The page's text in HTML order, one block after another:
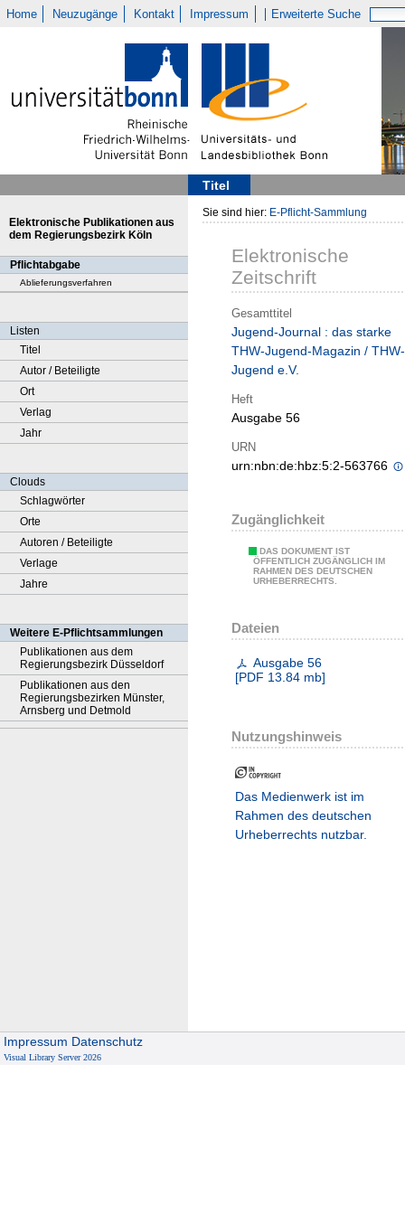
Home Neuzugänge Kontakt Impressum Erweiterte Suche
Titel
Elektronische Publikationen aus
dem Regierungsbezirk Köln
Pflichtabgabe
Ablieferungsverfahren
Listen
Titel
Autor / Beteiligte
Ort
Verlag
Jahr
Clouds
Schlagwörter
Orte
Autoren / Beteiligte
Verlage
Jahre
Weitere E-Pflichtsammlungen
Publikationen aus dem
Regierungsbezirk Düsseldorf
Publikationen aus den
Regierungsbezirken Münster,
Arnsberg und Detmold
Sie sind hier: E-Pflicht-Sammlung
Elektronische
Zeitschrift
Gesamttitel
Jugend-Journal : das starke
THW-Jugend-Magazin / THW-
Jugend e.V.
Heft
Ausgabe 56
URN
urn:nbn:de:hbz:5:2-563766
Zugänglichkeit
DAS DOKUMENT IST
ÖFFENTLICH ZUGÄNGLICH IM
RAHMEN DES DEUTSCHEN
URHEBERRECHTS.
Dateien
Ausgabe 56
[PDF 13.84 mb]
Nutzungshinweis
Das Medienwerk ist im
Rahmen des deutschen
Urheberrechts nutzbar.
Impressum Datenschutz
Visual Library Server 2026